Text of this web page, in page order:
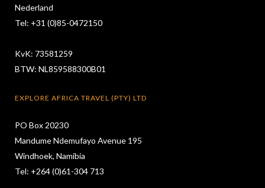
Nederland
Tel: +31 (0)85-0472150
KvK: 73581259
BTW: NL859588300B01
EXPLORE AFRICA TRAVEL (PTY) LTD
PO Box 20230
Mandume Ndemufayo Avenue 195
Windhoek, Namibia
Tel: +264 (0)61-304 713